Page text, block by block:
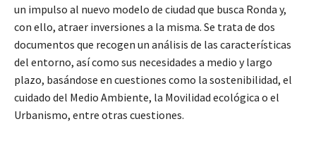
un impulso al nuevo modelo de ciudad que busca Ronda y,
con ello, atraer inversiones a la misma. Se trata de dos
documentos que recogen un análisis de las características
del entorno, así como sus necesidades a medio y largo
plazo, basándose en cuestiones como la sostenibilidad, el
cuidado del Medio Ambiente, la Movilidad ecológica o el
Urbanismo, entre otras cuestiones.